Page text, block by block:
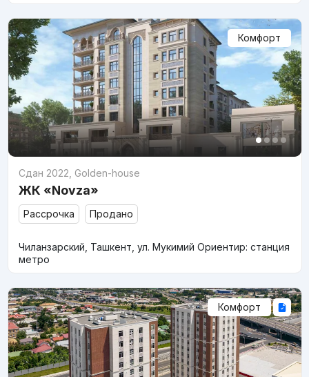
Комфорт
Сдан 2022 Golden-house
ЖК «Novza»
Рассрочка Продано
Чиланзарский, Ташкент, ул. Мукимий Ориентир: станция
метро
Комфорт